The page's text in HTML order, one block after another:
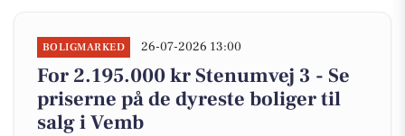
BOLIGMARKED 26-07-2026 13:00
For 2.195.000 kr Stenumvej 3 - Se
priserne på de dyreste boliger til
salg i Vemb